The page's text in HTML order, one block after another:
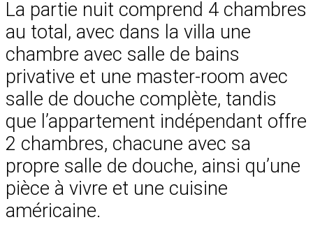
La partie nuit comprend 4 chambres
au total, avec dans la villa une
chambre avec salle de bains
privative et une master-room avec
salle de douche complète, tandis
que l’appartement indépendant offre
2 chambres, chacune avec sa
propre salle de douche, ainsi qu’une
pièce à vivre et une cuisine
américaine.